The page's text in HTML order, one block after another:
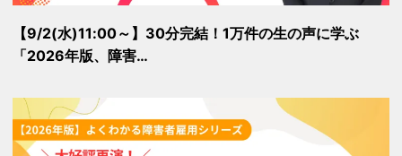
【9/2(水)11:00～】30分完結！1万件の生の声に学ぶ
「2026年版、障害…